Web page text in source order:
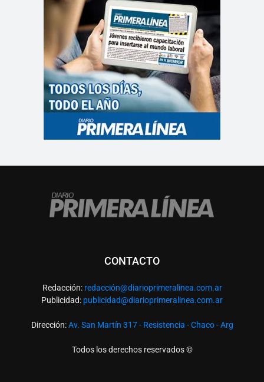
CONTACTO
Redacción: redacción@diarioprimeralinea.com.ar
Publicidad: publicidad@diarioprimeralinea.com.ar
Dirección:Av. San Martín 317 - Resistencia - Chaco - Arg
Todos los derechos reservados ©